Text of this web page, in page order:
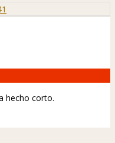
hecho corto.